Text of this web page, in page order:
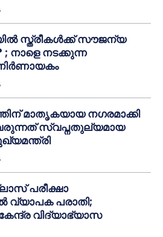
സ്ത്രീകൾക്ക് സൗജന്യ
നാളെ നടക്കുന്ന
മാതൃകയായ നഗരമാക്കി
വരുന്നത് സ്വപ്നതുല്യമായ
പരീക്ഷാ
പരാതി;
വിദ്യാഭ്യാസ